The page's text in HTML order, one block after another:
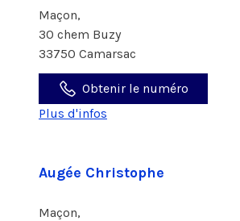
Maçon,
30 chem Buzy
33750 Camarsac
Obtenir le numéro
Plus d'infos
Augée Christophe
Maçon,